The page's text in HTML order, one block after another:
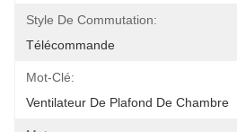
Style De Commutation:
Télécommande
Mot-Clé:
Ventilateur De Plafond De Chambre